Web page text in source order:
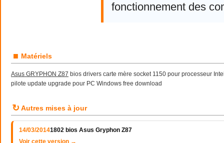
fonctionnement des
■ Matériels
Asus GRYPHON Z87 bios drivers carte mère socket 1150 pour processeur
pilote update upgrade pour PC Windows free download
↻ Autres mises à jour
14/03/20141802 bios Asus Gryphon Z87
Voir cette version →